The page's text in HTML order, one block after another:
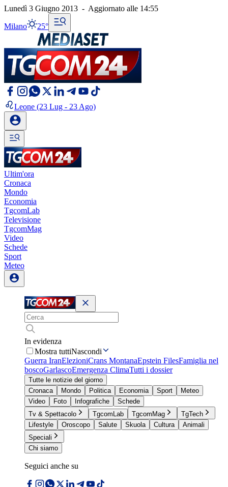
Lunedì 3 Giugno 2013 - Aggiornato alle 14:55
Milano 25°
Leone (23 Lug - 23 Ago)
Ultim'ora
Cronaca
Mondo
Economia
TgcomLab
Televisione
TgcomMag
Video
Schede
Sport
Meteo
In evidenza
Mostra tuttiNascondi
Guerra IranElezioniCrans MontanaEpstein FilesFamiglia nel
boscoGarlascoEmergenza ClimaTutti i dossier
Tutte le notizie del giorno
Cronaca
Mondo Politica Economia Sport
Meteo
Video
Foto Infografiche
Schede
Tv & Spettacolo
TgcomLab TgcomMag
TgTech
Lifestyle
Oroscopo Salute Skuola Cultura
Animali
Speciali
Chi siamo
Seguici anche su